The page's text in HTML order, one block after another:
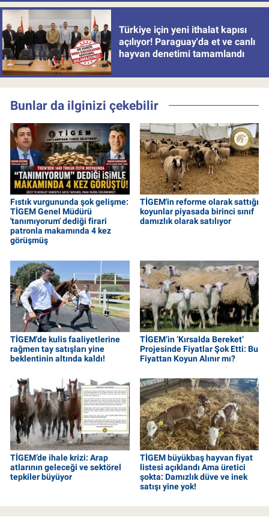
Türkiye için yeni ithalat kapısı
açılıyor! Paraguay'da et ve canlı
hayvan denetimi tamamlandı
Bunlar da ilginizi çekebilir
Fıstık vurgununda şok gelişme:
TİGEM Genel Müdürü
'tanımıyorum' dediği firari
patronla makamında 4 kez
görüşmüş
TİGEM'in reforme olarak sattığı
koyunlar piyasada birinci sınıf
damızlık olarak satılıyor
TİGEM'de kulis faaliyetlerine
rağmen tay satışları yine
beklentinin altında kaldı!
TİGEM’in ‘Kırsalda Bereket’
Projesinde Fiyatlar Şok Etti: Bu
Fiyattan Koyun Alınır mı?
TİGEM’de ihale krizi: Arap
atlarının geleceği ve sektörel
tepkiler büyüyor
TİGEM büyükbaş hayvan fiyat
listesi açıklandı Ama üretici
şokta: Damızlık düve ve inek
satışı yine yok!